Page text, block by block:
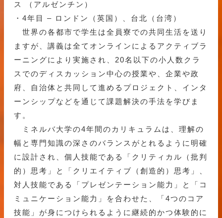
ス （アルゼンチン）
・4年目 – ロンドン（英国）、台北（台湾）
世界の各都市で学生は全員寮での共同生活を送り
ますが、講義は全てオンラインによるアクティブラ
ーニングにより実施され、20名以下の小人数クラ
スでのディスカッション中心の授業や、企業や政
府、自治体と共同して進めるプロジェクト、インタ
ーンシップなどを通じて課題解決の手法を学びま
す。
ミネルバ大学の4年間のカリキュラムは、理解の
幅と専門知識の深さのバランスがとれるように明確
に設計され、個人技能である「クリティカル（批判
的）思考」と「クリエイティブ（創造的）思考」、
対人技能である「プレゼンテーション能力」と「コ
ミュニケーション能力」を合わせた、「4つのコア
技能」が身につけられるように継続的かつ体験的に